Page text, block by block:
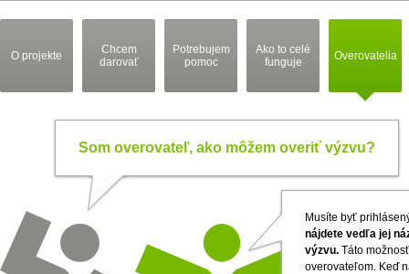
O projekte
Chcem
darovať
Potrebujem
pomoc
Ako to celé
funguje
Overovatelia
Som overovateľ, ako môžem overiť výzvu?
Musíte byť
nájdete vedľa jej
výzvu. Táto
overovateľom. Keď